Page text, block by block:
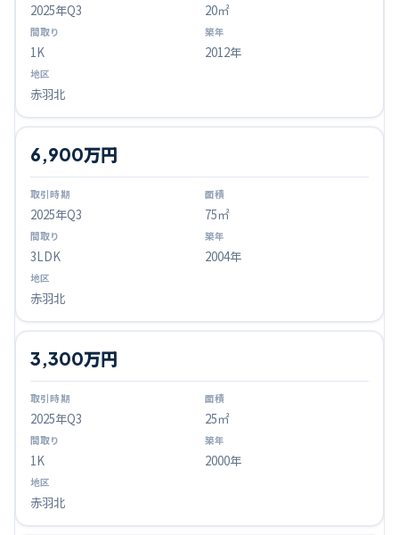
2025年Q3 20㎡
1K 2012年
赤羽北
2025年Q3
6,900万円
75㎡
3LDK 2004年
赤羽北
2025年Q3
3,300万円
25㎡
1K 2000年
赤羽北